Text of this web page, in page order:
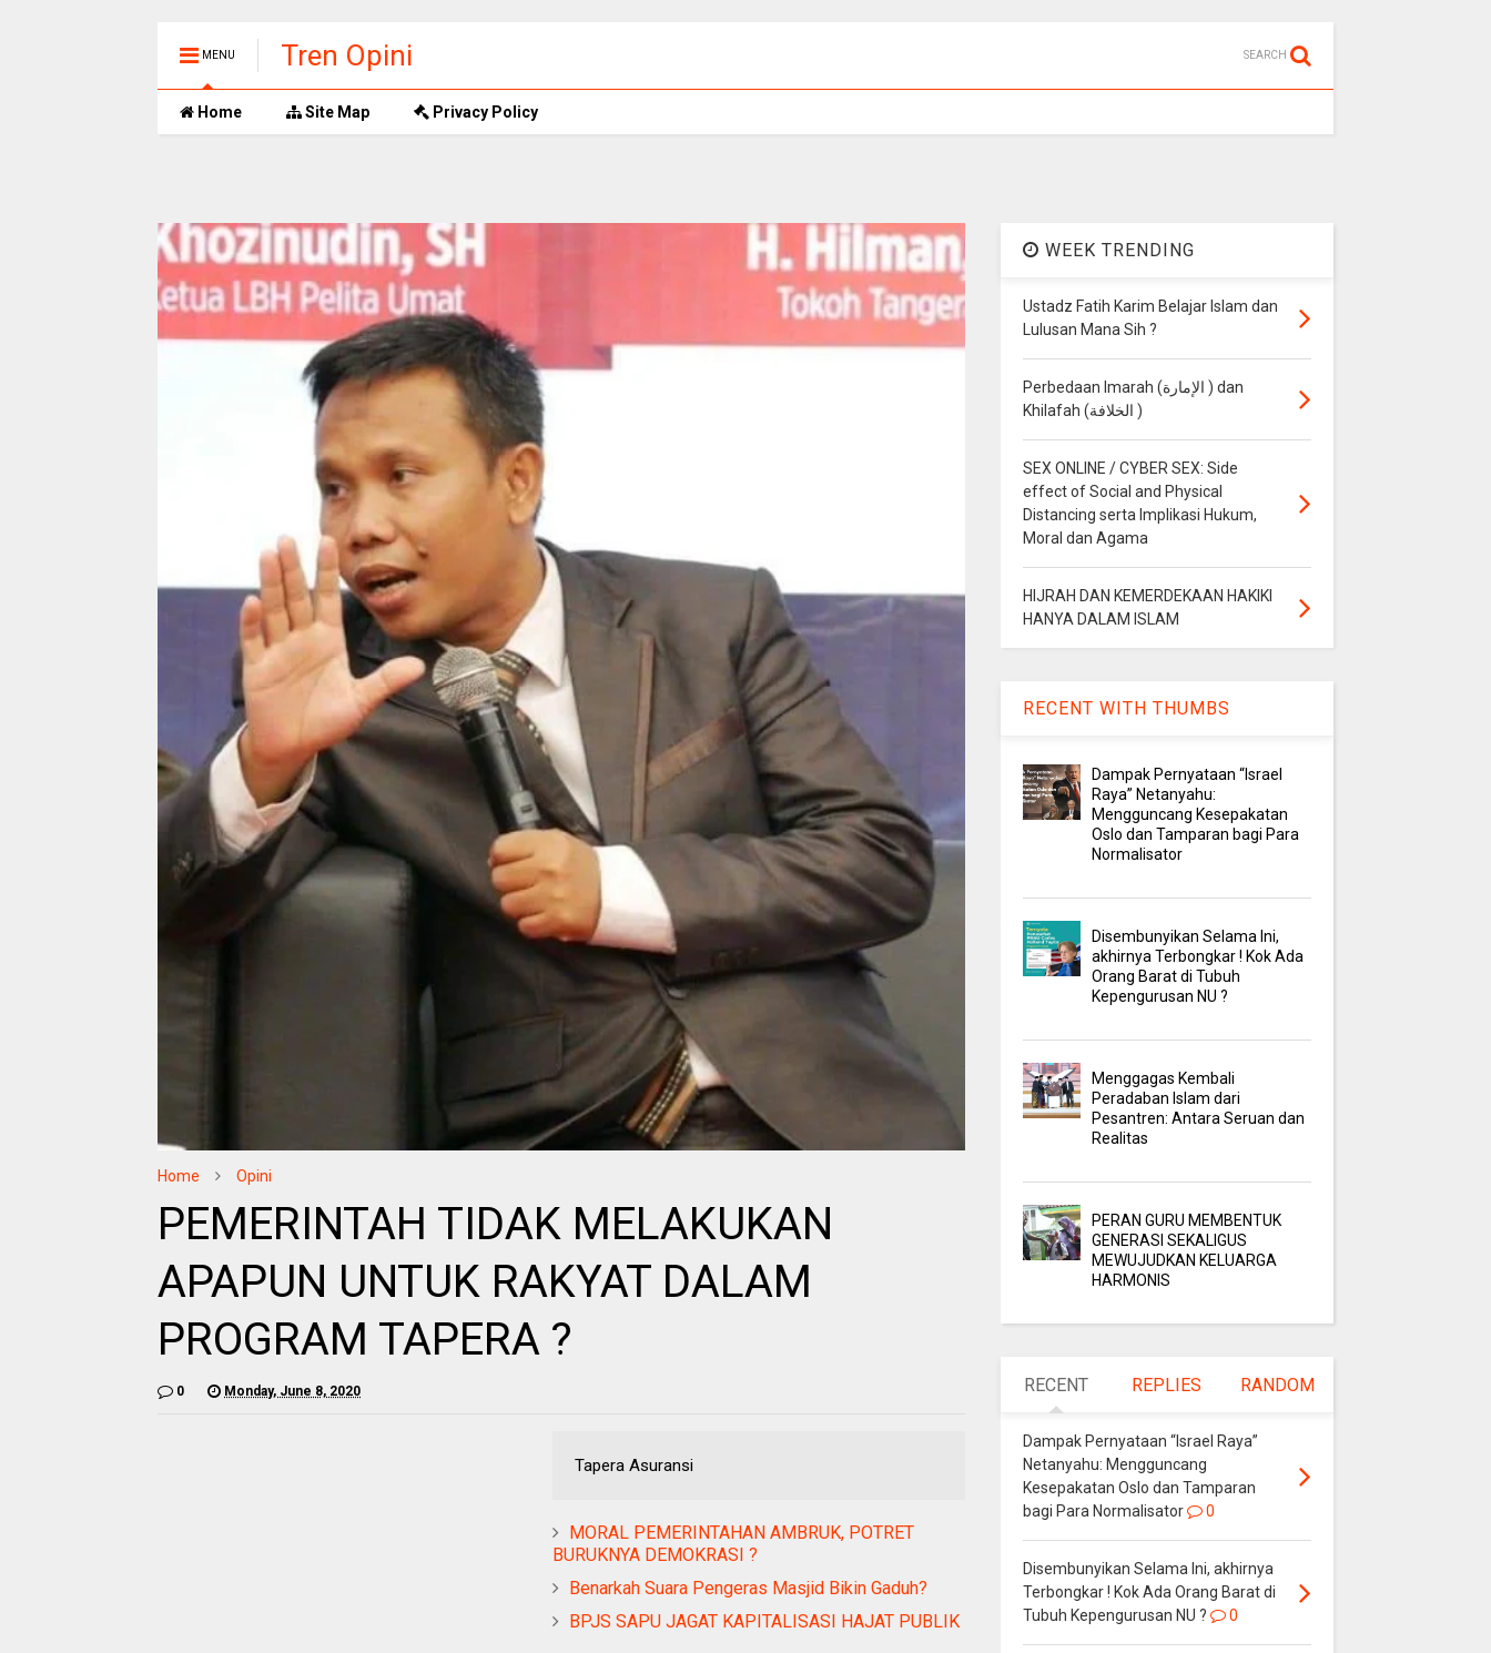
MENU Tren Opini SEARCH
Home Site Map Privacy Policy
Home Opini
PEMERINTAH TIDAK MELAKUKAN
APAPUN UNTUK RAKYAT DALAM
PROGRAM TAPERA ?
0 Monday, June 8, 2020
Tapera Asuransi
MORAL PEMERINTAHAN AMBRUK, POTRET
BURUKNYA DEMOKRASI ?
Benarkah Suara Pengeras Masjid Bikin Gaduh?
BPJS SAPU JAGAT KAPITALISASI HAJAT PUBLIK
WEEK TRENDING
Ustadz Fatih Karim Belajar Islam dan
Lulusan Mana Sih ?
Perbedaan Imarah (الإمارة ) dan
Khilafah (الخلافة )
SEX ONLINE / CYBER SEX: Side
effect of Social and Physical
Distancing serta Implikasi Hukum,
Moral dan Agama
HIJRAH DAN KEMERDEKAAN HAKIKI
HANYA DALAM ISLAM
RECENT WITH THUMBS
Dampak Pernyataan “Israel
Raya” Netanyahu:
Mengguncang Kesepakatan
Oslo dan Tamparan bagi Para
Normalisator
Disembunyikan Selama Ini,
akhirnya Terbongkar ! Kok Ada
Orang Barat di Tubuh
Kepengurusan NU ?
Menggagas Kembali
Peradaban Islam dari
Pesantren: Antara Seruan dan
Realitas
PERAN GURU MEMBENTUK
GENERASI SEKALIGUS
MEWUJUDKAN KELUARGA
HARMONIS
RECENT REPLIES RANDOM
Dampak Pernyataan “Israel Raya”
Netanyahu: Mengguncang
Kesepakatan Oslo dan Tamparan
bagi Para Normalisator
0
Disembunyikan Selama Ini, akhirnya
Terbongkar ! Kok Ada Orang Barat di
Tubuh Kepengurusan NU ?
0